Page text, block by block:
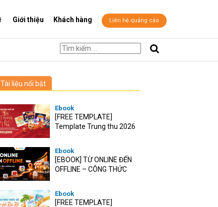
Giới thiệu Khách hàng Liên hệ quảng cáo
Tài liệu nổi bật
Ebook
[FREE TEMPLATE]
Template Trung thu 2026
Ebook
[EBOOK] TỪ ONLINE ĐẾN
OFFLINE – CÔNG THỨC
Ebook
[FREE TEMPLATE]